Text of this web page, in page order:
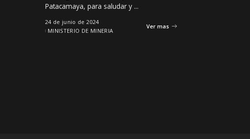
Patacamaya, para saludar y ...
24 de junio de 2024
MINISTERIO DE MINERIA
Ver mas